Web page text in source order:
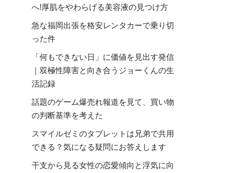
へ!厚肌をやわらげる美容液の見つけ方
急な福岡出張を格安レンタカーで乗り切
った件
「何もできない日」に価値を見出す発信
｜双極性障害と向き合うジョーくんの生
活記録
話題のゲーム爆売れ報道を見て、買い物
の判断基準を考えた
スマイルゼミのタブレットは兄弟で共用
できる？気になる疑問にお答えします
干支から見る女性の恋愛傾向と浮気に向